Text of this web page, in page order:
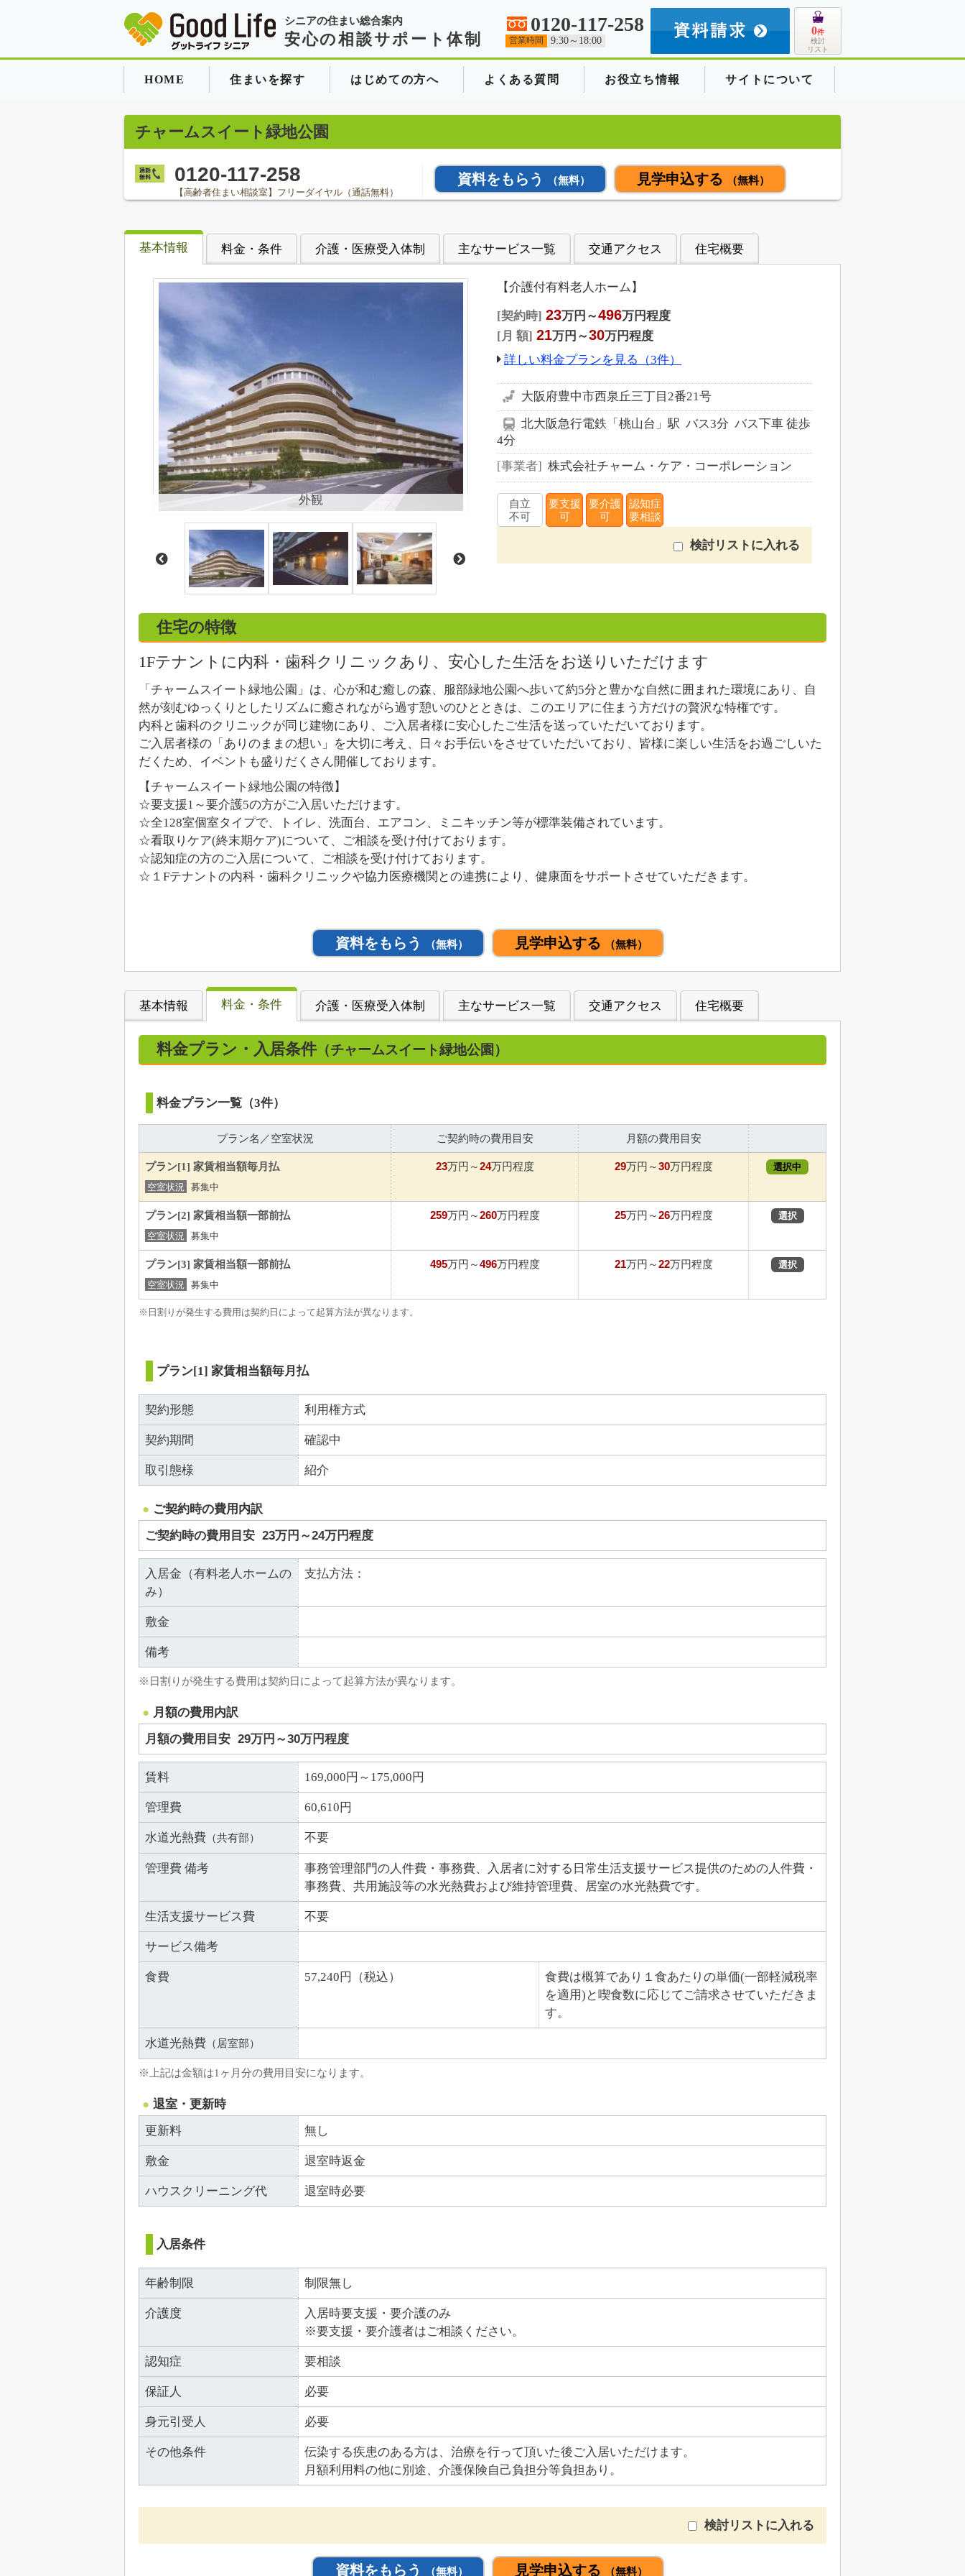
シニアの住まい総合案内
安心の相談サポート体制
0120-117-258
営業時間 9:30～18:00
0件
検討
リスト
HOME 住まいを探す はじめての方へ よくある質問 お役立ち情報 サイトについて
チャームスイート緑地公園
0120-117-258
【高齢者住まい相談室】フリーダイヤル（通話無料）
資料をもらう （無料） 見学申込する （無料）
基本情報 料金・条件 介護・医療受入体制 主なサービス一覧 交通アクセス 住宅概要
外観
【介護付有料老人ホーム】
契約時 23万円～496万円程度
月 額 21万円～30万円程度
詳しい料金プランを見る（3件）
大阪府豊中市西泉丘三丁目2番21号
北大阪急行電鉄「桃山台」駅 バス3分 バス下車 徒歩
4分
事業者
株式会社チャーム・ケア・コーポレーション
自立
不可
要支援
可
要介護
可
認知症
要相談
検討リストに入れる
住宅の特徴
1Fテナントに内科・歯科クリニックあり、安心した生活をお送りいただけます
「チャームスイート緑地公園」は、心が和む癒しの森、服部緑地公園へ歩いて約5分と豊かな自然に囲まれた環境にあり、自
然が刻むゆっくりとしたリズムに癒されながら過す憩いのひとときは、このエリアに住まう方だけの贅沢な特権です。
内科と歯科のクリニックが同じ建物にあり、ご入居者様に安心したご生活を送っていただいております。
ご入居者様の「ありのままの想い」を大切に考え、日々お手伝いをさせていただいており、皆様に楽しい生活をお過ごしいた
だくため、イベントも盛りだくさん開催しております。
【チャームスイート緑地公園の特徴】
☆要支援1～要介護5の方がご入居いただけます。
☆全128室個室タイプで、トイレ、洗面台、エアコン、ミニキッチン等が標準装備されています。
☆看取りケア(終末期ケア)について、ご相談を受け付けております。
☆認知症の方のご入居について、ご相談を受け付けております。
☆１Fテナントの内科・歯科クリニックや協力医療機関との連携により、健康面をサポートさせていただきます。
資料をもらう （無料） 見学申込する （無料）
基本情報 料金・条件 介護・医療受入体制 主なサービス一覧 交通アクセス 住宅概要
料金プラン・入居条件 （チャームスイート緑地公園）
料金プラン一覧（3件）
プラン名／空室状況 ご契約時の費用目安 月額の費用目安
プラン[1] 家賃相当額毎月払
空室状況 募集中
23万円～24万円程度 29万円～30万円程度 選択中
プラン[2] 家賃相当額一部前払
空室状況 募集中
259万円～260万円程度 25万円～26万円程度 選択
プラン[3] 家賃相当額一部前払
空室状況 募集中
495万円～496万円程度 21万円～22万円程度 選択
※日割りが発生する費用は契約日によって起算方法が異なります。
プラン[1] 家賃相当額毎月払
契約形態 利用権方式
契約期間 確認中
取引態様 紹介
ご契約時の費用内訳
ご契約時の費用目安 23万円～24万円程度
入居金（有料老人ホームの
み）
支払方法：
敷金
備考
※日割りが発生する費用は契約日によって起算方法が異なります。
月額の費用内訳
月額の費用目安 29万円～30万円程度
賃料 169,000円～175,000円
管理費 60,610円
水道光熱費 （共有部） 不要
管理費 備考
事務管理部門の人件費・事務費、入居者に対する日常生活支援サービス提供のための人件費・
事務費、共用施設等の水光熱費および維持管理費、居室の水光熱費です。
生活支援サービス費 不要
サービス備考
食費 57,240円（税込）
食費は概算であり１食あたりの単価(一部軽減税率
を適用)と喫食数に応じてご請求させていただきま
す。
水道光熱費 （居室部）
※上記は金額は1ヶ月分の費用目安になります。
退室・更新時
更新料
無し
敷金 退室時返金
ハウスクリーニング代 退室時必要
入居条件
年齢制限 制限無し
介護度
入居時要支援・要介護のみ
※要支援・要介護者はご相談ください。
認知症 要相談
保証人 必要
身元引受人 必要
その他条件
伝染する疾患のある方は、治療を行って頂いた後ご入居いただけます。
月額利用料の他に別途、介護保険自己負担分等負担あり。
検討リストに入れる
資料をもらう （無料） 見学申込する （無料）